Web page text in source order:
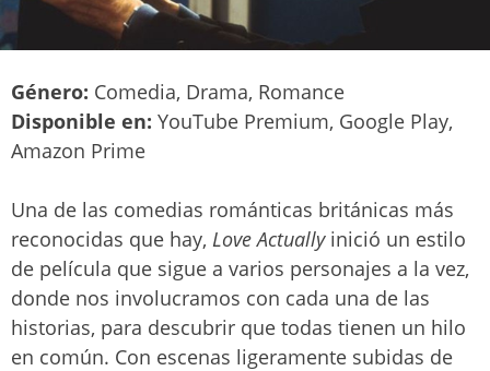
Género: Comedia, Drama, Romance
Disponible en: YouTube Premium, Google Play,
Amazon Prime
Una de las comedias románticas británicas más
reconocidas que hay, Love Actuallyinició un estilo
de película que sigue a varios personajes a la vez,
donde nos involucramos con cada una de las
historias, para descubrir que todas tienen un hilo
en común. Con escenas ligeramente subidas de